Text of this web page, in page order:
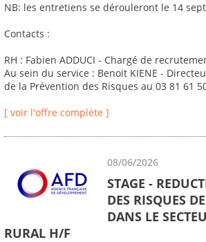
NB: les entretiens se dérouleront le 14
Contacts :
RH : Fabien ADDUCI - Chargé de
Au sein du service : Benoit KIENE -
de la Prévention des Risques au 03 81 61
[ voir l'offre complète ]
08/06/2026
STAGE -
DES RISQUES
DANS LE
RURAL H/F